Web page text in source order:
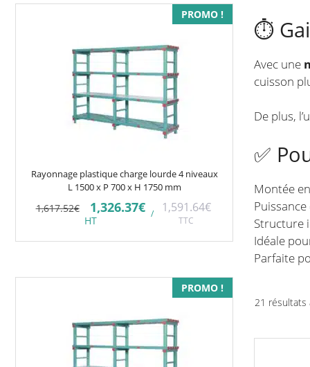
⏱️
Avec une
cuisson
De plus,
✅
Montée
Puissance
Structure
Idéale
Parfaite
21 résultats
PROMO !
Rayonnage plastique charge lourde 4 niveaux
L 1500 x P 700 x H 1750 mm
1,617.52€ Le
prix
initial
était :
1,326.37€Le
prix
est :
HT
/ 1,591.64€
TTC
PROMO !